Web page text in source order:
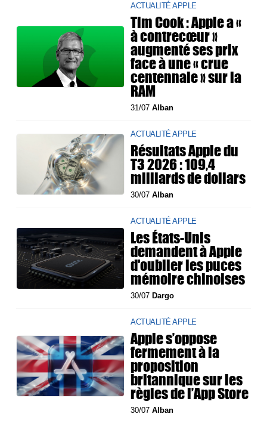
ACTUALITÉ APPLE
Tim Cook : Apple a «
à contrecœur »
augmenté ses prix
face à une « crue
centennale » sur la
RAM
31/07Alban
ACTUALITÉ APPLE
Résultats Apple du
T3 2026 : 109,4
milliards de dollars
30/07Alban
ACTUALITÉ APPLE
Les États-Unis
demandent à Apple
d'oublier les puces
mémoire chinoises
30/07 Dargo
ACTUALITÉ APPLE
Apple s’oppose
fermement à la
proposition
britannique sur les
règles de l’App Store
30/07Alban